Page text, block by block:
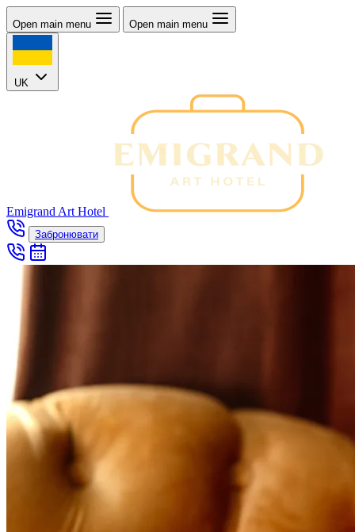
Open main menu Open main menu
UK
Emigrand Art Hotel
Забронювати